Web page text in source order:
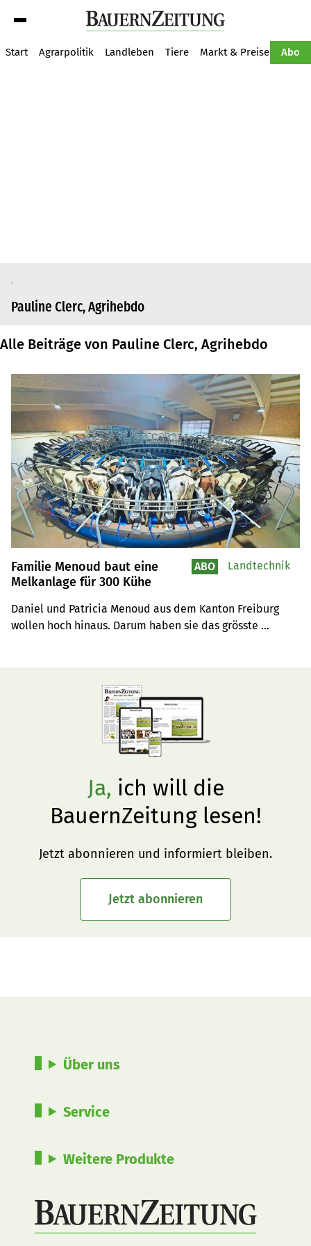
Start Agrarpolitik Landleben Tiere Markt & Preise Abo
Pauline Clerc, Agrihebdo
Alle Beiträge von Pauline Clerc, Agrihebdo
Familie Menoud baut eine
Melkanlage für 300 Kühe
Daniel und Patricia Menoud aus dem Kanton Freiburg
wollen hoch hinaus. Darum haben sie das grösste
ABO Landtechnik
Ja, ich will die
BauernZeitung lesen!
Jetzt abonnieren und informiert bleiben.
Jetzt abonnieren
Über uns
Service
Weitere Produkte